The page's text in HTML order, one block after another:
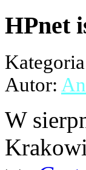
HPnet
Autor:
W